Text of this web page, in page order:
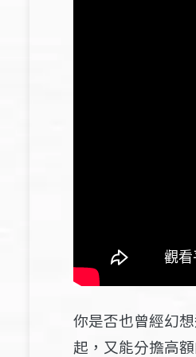
你是否也曾經幻
起，又能分擔高